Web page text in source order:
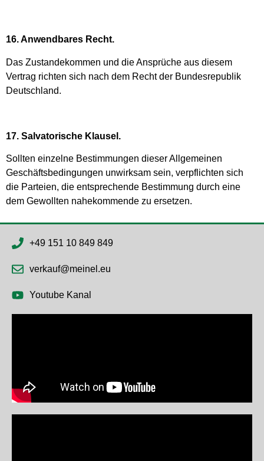
16. Anwendbares Recht.
Das Zustandekommen und die Ansprüche aus diesem
Vertrag richten sich nach dem Recht der Bundesrepublik
Deutschland.
17. Salvatorische Klausel.
Sollten einzelne Bestimmungen dieser Allgemeinen
Geschäftsbedingungen unwirksam sein, verpflichten sich
die Parteien, die entsprechende Bestimmung durch eine
dem Gewollten nahekommende zu ersetzen.
+49 151 10 849 849
verkauf@meinel.eu
Youtube Kanal